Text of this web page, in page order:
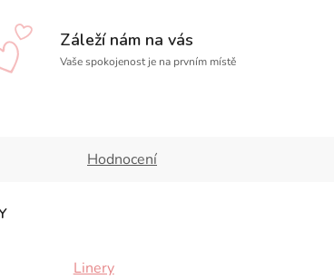
Záleží nám na vás
Vaše spokojenost je na prvním místě
Hodnocení
Linery